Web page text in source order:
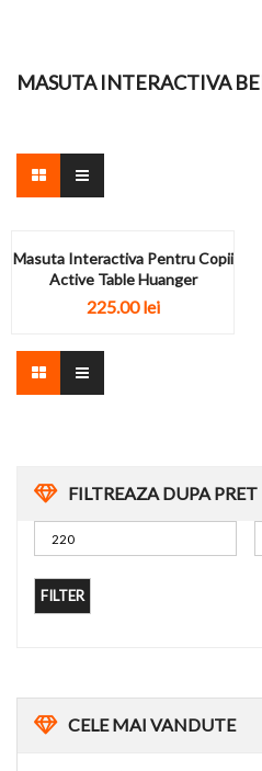
FILTREAZA DUPA PRET
FILTER
CELEMAI VANDUTE
MASUTA INTERACTIVA
Masuta Interactiva Pentru Copii
Active Table Huanger
225.00lei